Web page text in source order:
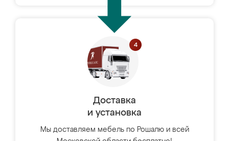
Доставка
и установка
Мы доставляем мебель по Рошалю и всей